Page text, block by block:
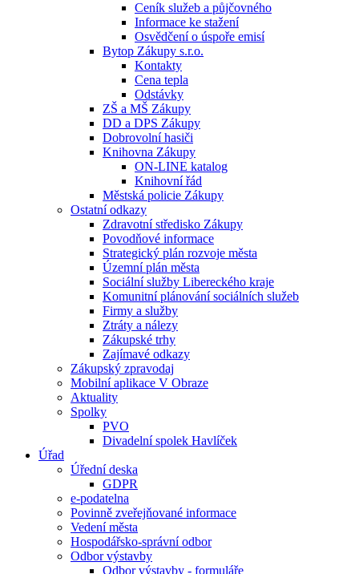
Ceník služeb a půjčovného
Informace ke stažení
Osvědčení o úspoře emisí
Bytop Zákupy s.r.o.
Kontakty
Cena tepla
Odstávky
ZŠ a MŠ Zákupy
DD a DPS Zákupy
Dobrovolní hasiči
Knihovna Zákupy
ON-LINE katalog
Knihovní řád
Městská policie Zákupy
Ostatní odkazy
Zdravotní středisko Zákupy
Povodňové informace
Strategický plán rozvoje města
Územní plán města
Sociální služby Libereckého kraje
Komunitní plánování sociálních služeb
Firmy a služby
Ztráty a nálezy
Zákupské trhy
Zajímavé odkazy
Zákupský zpravodaj
Mobilní aplikace V Obraze
Aktuality
Spolky
PVO
Divadelní spolek Havlíček
Úřad
Úřední deska
GDPR
e-podatelna
Povinně zveřejňované informace
Vedení města
Hospodářsko-správní odbor
Odbor výstavby
Odbor výstavby - formuláře